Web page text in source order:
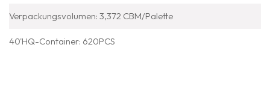
Verpackungsvolumen: 3,372 CBM/Palette
40'HQ-Container: 620PCS